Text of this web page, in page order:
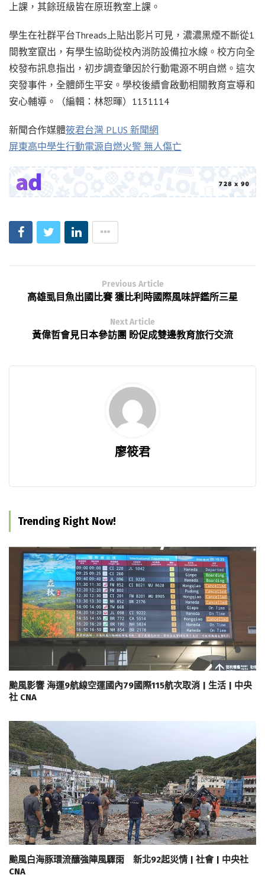
上課，其餘班級皆在原班教室上課。
學生在社群平台Threads上貼出影片可見，濃濃黑煙不斷從1
間教室竄出，有學生協助從校內消防設備拉水線。校方向全
校發布訊息指出，初步調查肇因於行動電源不明自燃。這次
突發事件，全體師生平安。學校後續會啟動相關教育宣導和
安心輔導。（編輯：林恕暉）1131114
新聞合作媒體筱君台灣 PLUS 新聞網
屏東高中學生行動電源自燃火警 無人傷亡
Previous Article
高雄虱目魚出國比賽 獲比利時國際風味評鑑所三星
Next Article
黃偉哲會見日本參訪團 盼促成雙邊教育旅行交流
廖筱君
Trending Right Now!
颱風影響 海運9航線空運國內79國際115航次取消 | 生活 | 中央
社 CNA
颱風白海豚環流釀強陣風驟雨 新北92起災情 | 社會 | 中央社
CNA